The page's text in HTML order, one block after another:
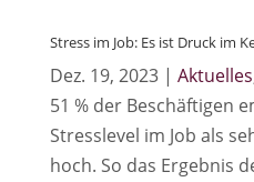
Stress im Job: Es ist Druck im
Dez. 19, 2023| Aktuelles
51 % der Beschäftigen
Stresslevel im Job als
hoch. So das Ergebnis